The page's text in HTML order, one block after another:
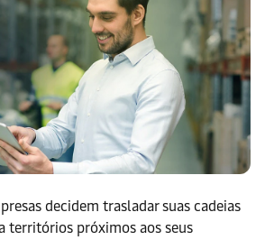
decidem trasladar suas cadeias
territórios próximos aos seus